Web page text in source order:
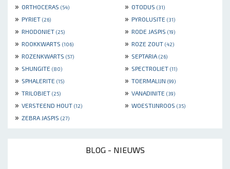
» ORTHOCERAS (54) » OTODUS (31)
» PYRIET (26) » PYROLUSITE (31)
» RHODONIET (25) » RODE JASPIS (19)
» ROOKKWARTS (106) » ROZE ZOUT (42)
» ROZENKWARTS (57) » SEPTARIA (26)
» SHUNGITE (80) » SPECTROLIET (11)
» SPHALERITE (15) » TOERMALIJN (99)
» TRILOBIET (25) » VANADINITE (39)
» VERSTEEND HOUT (12) » WOESTIJNROOS (35)
» ZEBRA JASPIS (27)
BLOG - NIEUWS